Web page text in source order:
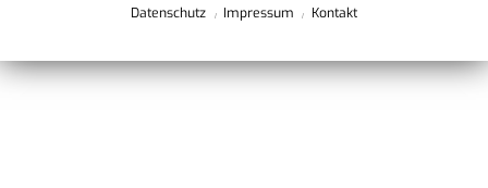
Datenschutz Impressum Kontakt